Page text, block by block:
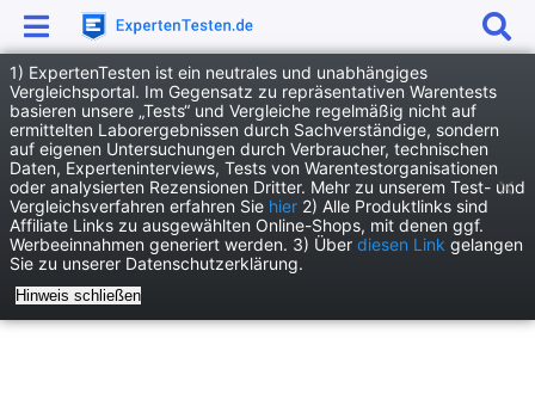
1) ExpertenTesten ist ein neutrales und unabhängiges
Vergleichsportal. Im Gegensatz zu repräsentativen Warentests
basieren unsere „Tests“ und Vergleiche regelmäßig nicht auf
ermittelten Laborergebnissen durch Sachverständige, sondern
auf eigenen Untersuchungen durch Verbraucher, technischen
Daten, Experteninterviews, Tests von Warentestorganisationen
oder analysierten Rezensionen Dritter. Mehr zu unserem Test- und
Vergleichsverfahren erfahren Sie hier 2) Alle Produktlinks sind
Affiliate Links zu ausgewählten Online-Shops, mit denen ggf.
Werbeeinnahmen generiert werden. 3) Über diesen Link gelangen
Sie zu unserer Datenschutzerklärung.
Hinweis schließen
News
Film und Kino News
Schauspiellegende Teri Garr im Alter von 79 Jahren verstorben